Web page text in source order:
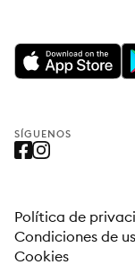
SÍGUENOS
Política de
Condiciones de
Cookies